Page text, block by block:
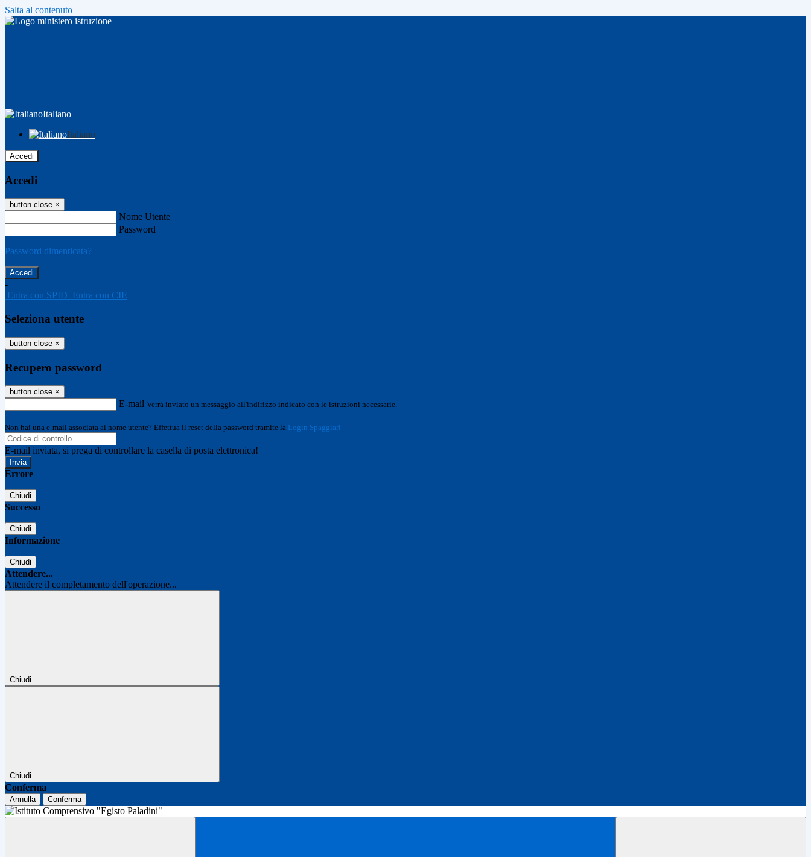
Salta al contenuto
Italiano
Italiano
Accedi
Accedi
button close ×
Nome Utente
Password
Password dimenticata?
-
Entra con SPID Entra con CIE
Seleziona utente
button close ×
Recupero password
button close ×
E-mail Verrà inviato un messaggio all'indirizzo indicato con le istruzioni necessarie.
Non hai una e-mail associata al nome utente? Effettua il reset della password tramite la Login Spaggiari
E-mail inviata, si prega di controllare la casella di posta elettronica!
Errore
Chiudi
Successo
Chiudi
Informazione
Chiudi
Attendere...
Attendere il completamento dell'operazione...
Chiudi
Chiudi
Conferma
Annulla Conferma